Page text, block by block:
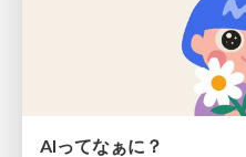
AIってなぁに？